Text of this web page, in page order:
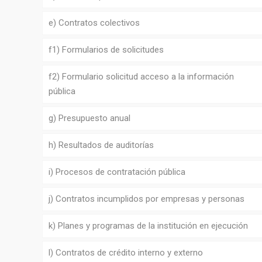
e) Contratos colectivos
f1) Formularios de solicitudes
f2) Formulario solicitud acceso a la información
pública
g) Presupuesto anual
h) Resultados de auditorías
i) Procesos de contratación pública
j) Contratos incumplidos por empresas y personas
k) Planes y programas de la institución en ejecución
l) Contratos de crédito interno y externo